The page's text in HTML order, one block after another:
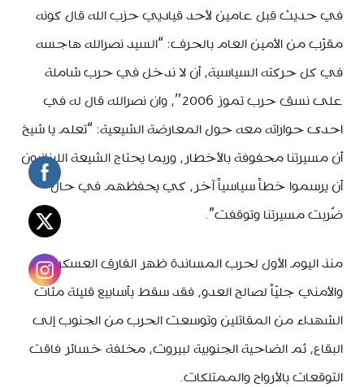
في حديث قبل عامين لأحد قياديي حزب الله قال كونه
مقرّب من الأمين العام بالحرف: “السيد نصرالله هاجسه
في كل حركته السياسية، أن لا ندخل في حرب شاملة
على نسق حرب تموز 2006″، وان نصرالله قال له في
احدى حواراته معه حول المعارضة الشيعية: “تعلم يا شيخ
أن مسيرتنا محفوفة بالأخطار، وربما يحتاج الشيعة اللبنانيون
أن يرسموا خطاً سياسياً آخر، كي يحفظهم في حال
ضُربت مسيرتنا وتوقفت”.
منذ اليوم الأول لحرب المساندة ظهر الفارق العسكري
والأمني جليّاً لصالح العدو، فقد سقط بأسابيع قليلة مئات
الشهداء من المقاتلين وتوسعت الحرب من الجنوب إلى
البقاع، ثم الضاحية الجنوبية لبيروت، مخلفة خسائر فاقت
التوقعات بالأرواح والممتلكات.